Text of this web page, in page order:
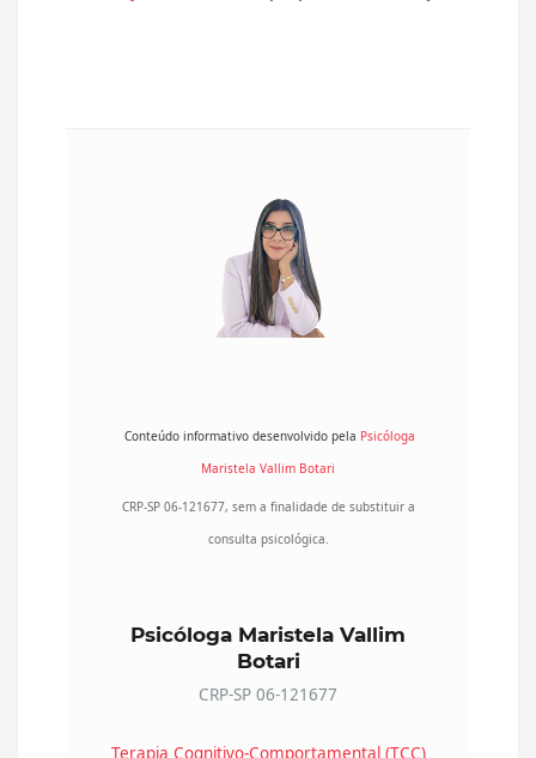
Conteúdo informativo desenvolvido pela Psicóloga
Maristela Vallim Botari
CRP-SP 06-121677, sem a finalidade de substituir a
consulta psicológica.
Psicóloga Maristela Vallim
Botari
CRP-SP 06-121677
Terapia Cognitivo-Comportamental (TCC)